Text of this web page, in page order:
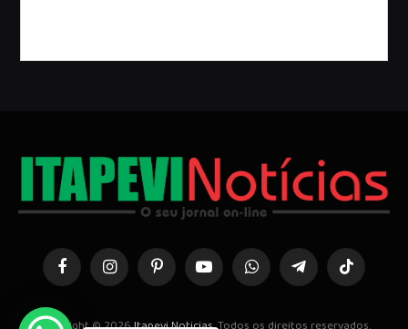
FacebookInstagramPinterestYouTubeWhatsAppTelegramaTikTok